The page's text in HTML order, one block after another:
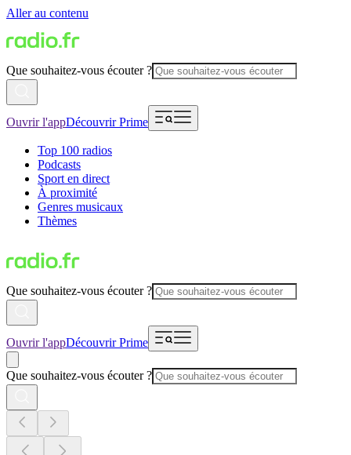
Aller au contenu
Que souhaitez-vous écouter ?
Ouvrir l'appDécouvrir Prime
Top 100 radios
Podcasts
Sport en direct
À proximité
Genres musicaux
Thèmes
Que souhaitez-vous écouter ?
Ouvrir l'appDécouvrir Prime
Que souhaitez-vous écouter ?